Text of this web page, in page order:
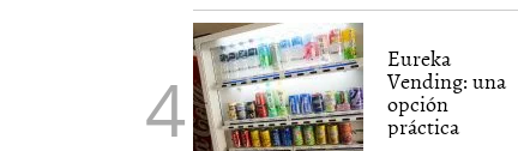
Eureka
Vending: una
opción
práctica